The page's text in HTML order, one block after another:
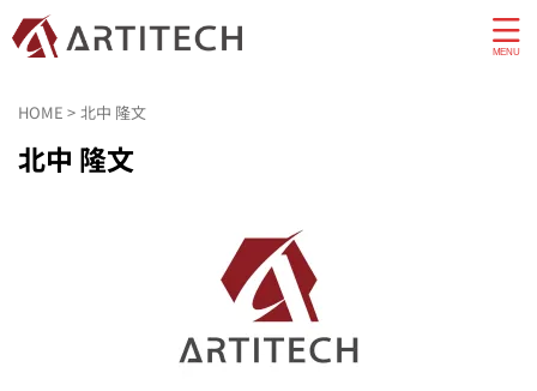
HOME > 北中 隆文
北中 隆文